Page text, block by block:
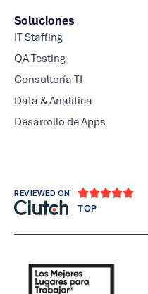
Soluciones
IT Staffing
QA Testing
Consultoría TI
Data & Analítica
Desarrollo de Apps
REVIEWED ON 
TOP